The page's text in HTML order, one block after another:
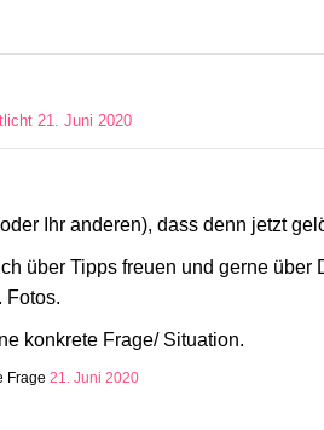
21. Juni 2020
Ihr anderen), dass denn jetzt
über Tipps freuen und gerne
Fotos.
konkrete Frage/ Situation.
Frage 21. Juni 2020